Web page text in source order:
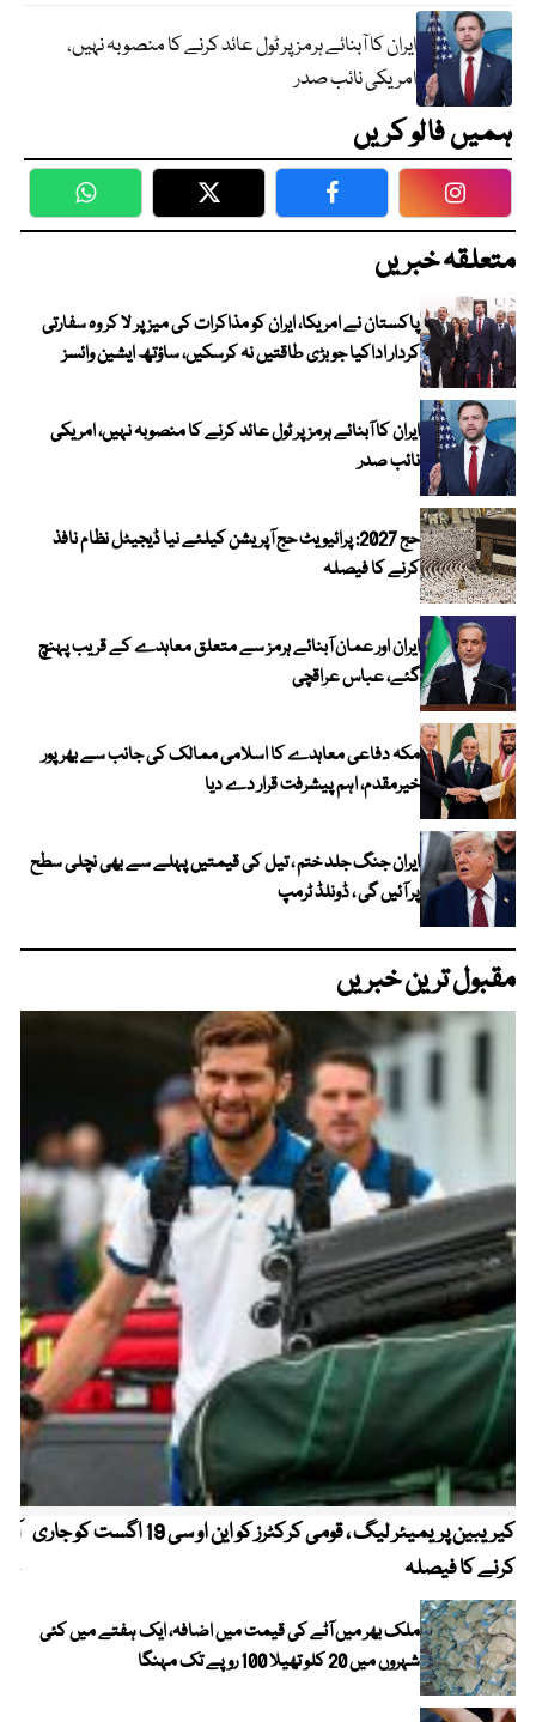
ایران کا آبنائے ہرمز پر ٹول عائد کرنے کا منصوبہ نہیں،
امریکی نائب صدر
ہمیں فالو کریں
WhatsApp Twitter Facebook
متعلقہ خبریں
پاکستان نے امریکا، ایران کو مذاکرات کی میز پر لا کر وہ سفارتی
کردار اداکیا جو بڑی طاقتیں نہ کرسکیں، ساؤتھ ایشین وائسز
ایران کا آبنائے ہرمز پر ٹول عائد کرنے کا منصوبہ نہیں، امریکی
نائب صدر
حج 2027: پرائیویٹ حج آپریشن کیلئے نیا ڈیجیٹل نظام نافذ
کرنے کا فیصلہ
ایران اور عمان آبنائے ہرمز سے متعلق معاہدے کے قریب پہنچ
گئے، عباس عراقچی
مکہ دفاعی معاہدے کا اسلامی ممالک کی جانب سے بھرپور
خیرمقدم، اہم پیشرفت قرار دے دیا
ایران جنگ جلد ختم ، تیل کی قیمتیں پہلے سے بھی نچلی سطح
پر آئیں گی ، ڈونلڈ ٹرمپ
مقبول ترین خبریں
کیریبین پریمیئر لیگ ، قومی کرکٹرز کو این او سی 19 اگست کو جاری
کرنے کا فیصلہ
ملک بھر میں آٹے کی قیمت میں اضافہ، ایک ہفتے میں کئی
شہروں میں 20 کلو تھیلا 100 روپے تک مہنگا